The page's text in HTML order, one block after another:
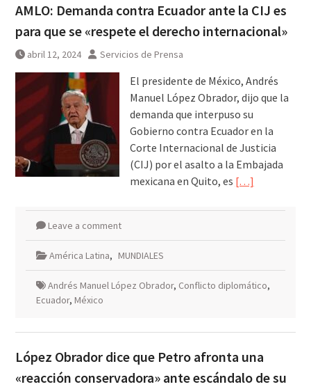
AMLO: Demanda contra Ecuador ante la CIJ es
para que se «respete el derecho internacional»
abril 12, 2024 Servicios de Prensa
El presidente de México, Andrés
Manuel López Obrador, dijo que la
demanda que interpuso su
Gobierno contra Ecuador en la
Corte Internacional de Justicia
(CIJ) por el asalto a la Embajada
mexicana en Quito, es […]
Leave a comment
América Latina, MUNDIALES
Andrés Manuel López Obrador, Conflicto diplomático,
Ecuador, México
López Obrador dice que Petro afronta una
«reacción conservadora» ante escándalo de su